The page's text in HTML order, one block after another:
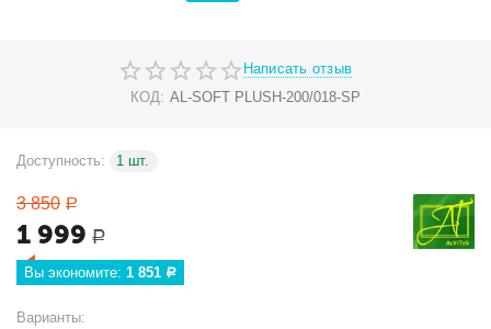
Написать отзыв
КОД: AL-SOFT PLUSH-200/018-SP
Доступность: 1 шт.
3 850 Р
1 999 Р
Вы экономите: 1 851 Р
Варианты: